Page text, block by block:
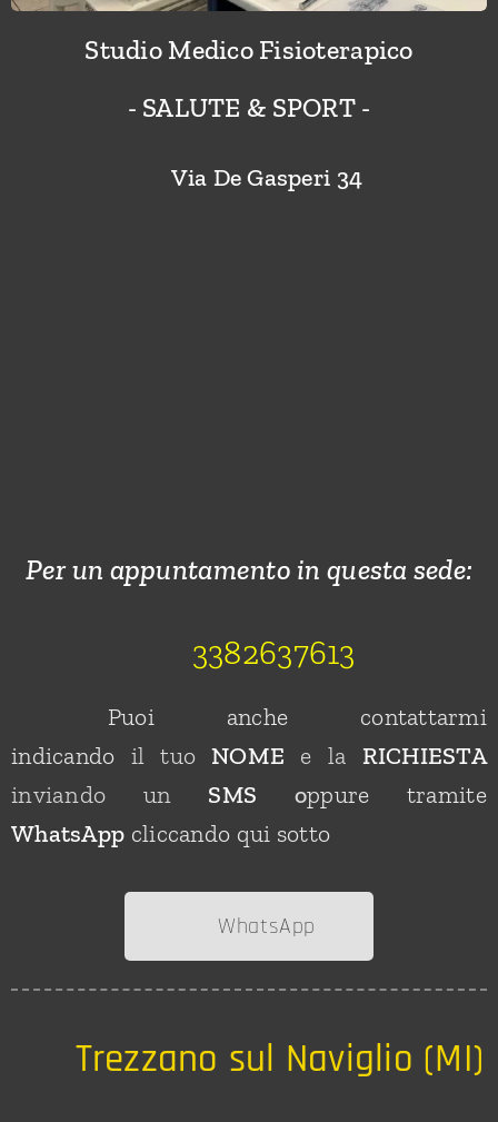
Studio Medico Fisioterapico
- SALUTE & SPORT -
📍Via De Gasperi 34
Per un appuntamentoin questa sede:
☎️ 3382637613
⚠️Puoi anche contattarmi
indicando il tuo NOME e la RICHIESTA
inviando un SMS oppure tramite
WhatsApp cliccando qui sotto
📝 WhatsApp
Trezzano sul Naviglio (MI)